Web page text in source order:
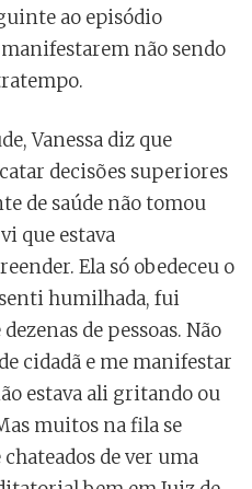
ao episódio
não sendo
Vanessa diz que
decisões superiores
de saúde não tomou
que estava
Ela só obedeceu o
humilhada, fui
de pessoas. Não
cidadã e me manifestar
estava ali gritando ou
muitos na fila se
de ver uma